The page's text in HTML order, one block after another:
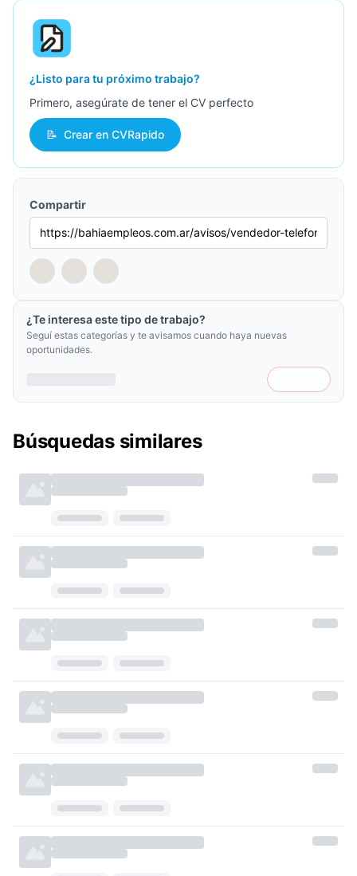
¿Listo para tu próximo trabajo?
Primero, asegúrate de tener el CV perfecto
📝 Crear en CVRapido
Compartir
¿Te interesa este tipo de trabajo?
Seguí estas categorías y te avisamos cuando haya nuevas
oportunidades.
Búsquedas similares